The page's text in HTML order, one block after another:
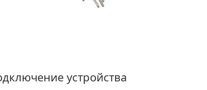
устройства